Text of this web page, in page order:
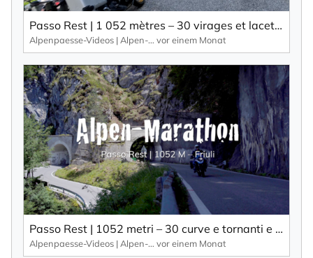
Passo Rest | 1 052 mètres – 30 virages et lacets ainsi qu’une route étroite caractérisent ce col alpin.
Alpenpaesse-Videos | Alpen-Marathon vor einem Monat
Passo Rest | 1052 metri – 30 curve e tornanti e una strada stretta caratterizzano questo passo alpino.
Alpenpaesse-Videos | Alpen-Marathon vor einem Monat